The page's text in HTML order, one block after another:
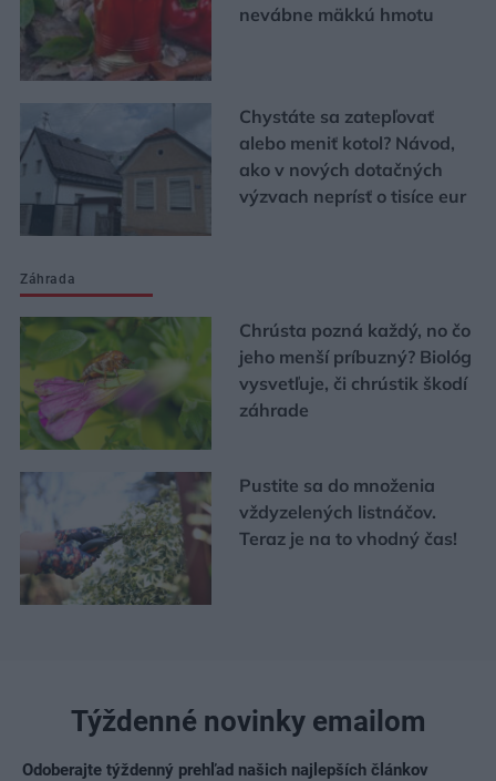
nevábne mäkkú hmotu
Chystáte sa zatepľovať
alebo meniť kotol? Návod,
ako v nových dotačných
výzvach neprísť o tisíce eur
Záhrada
Chrústa pozná každý, no čo
jeho menší príbuzný? Biológ
vysvetľuje, či chrústik škodí
záhrade
Pustite sa do množenia
vždyzelených listnáčov.
Teraz je na to vhodný čas!
Týždenné novinky emailom
Odoberajte týždenný prehľad našich najlepších článkov